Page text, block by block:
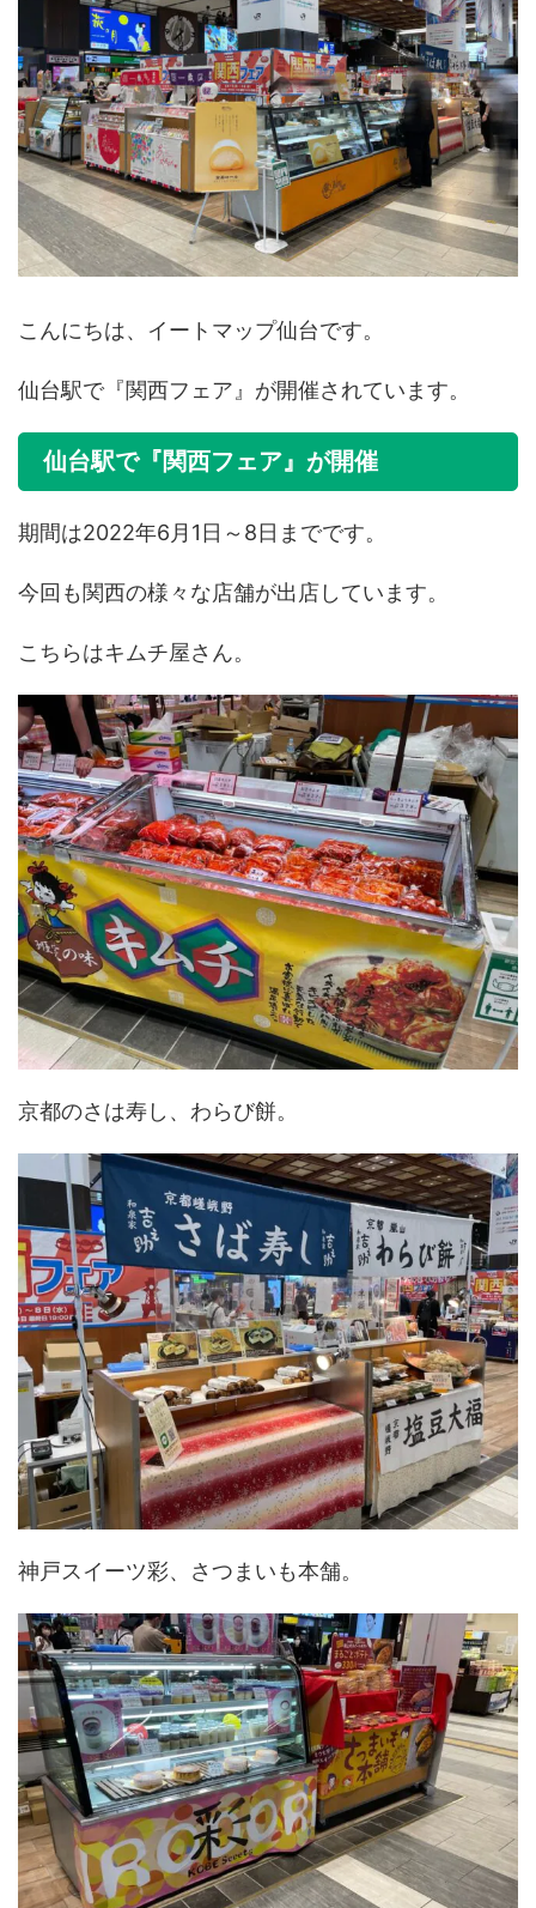
こんにちは、イートマップ仙台です。
仙台駅で『関西フェア』が開催されています。
仙台駅で『関西フェア』が開催
期間は2022年6月1日～8日までです。
今回も関西の様々な店舗が出店しています。
こちらはキムチ屋さん。
京都のさは寿し、わらび餅。
神戸スイーツ彩、さつまいも本舗。